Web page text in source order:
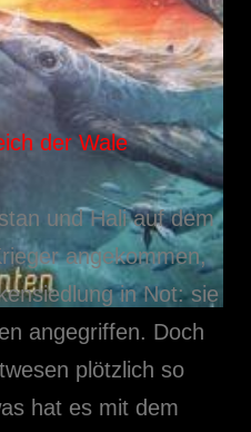
der Wale
und Hali auf dem
angekommen,
in Not: sie
angegriffen. Doch
plötzlich so
hat es mit dem